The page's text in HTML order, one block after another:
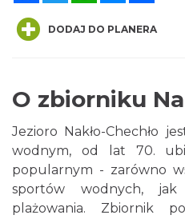
DODAJ DO PLANERA
O zbiorniku
Jezioro Nakło-Chechło
wodnym, od lat 70.
popularnym - zarówno
sportów wodnych,
plażowania. Zbiornik